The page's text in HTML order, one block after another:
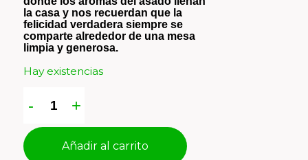
la casa y nos recuerdan que la
felicidad verdadera siempre se
comparte alrededor de una mesa
limpia y generosa.
Hay existencias
Añadir al carrito